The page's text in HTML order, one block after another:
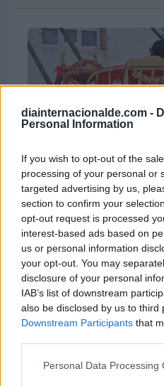
diainternacionalde.com -
Personal Information
If you wish to opt-out of the
processing of your personal or
targeted advertising by us,
section to confirm your
opt-out request is processed
interest-based ads based on
us or personal information
your opt-out. You may
disclosure of your personal
IAB’s list of downstream
also be disclosed by us to third
Downstream Participants that
Personal Data Processing
Navidad Ortodoxa
7 de enero de 2026